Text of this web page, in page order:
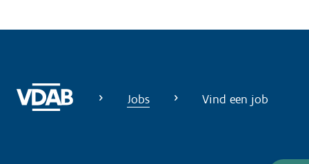
Jobs Vind een job